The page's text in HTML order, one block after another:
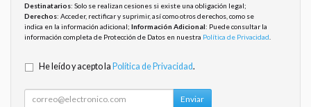
Destinatarios: Solo se realizan cesiones si existe una obligación legal;
Derechos: Acceder, rectificar y suprimir, así como otros derechos, como se
indica en la información adicional; Información Adicional: Puede consultar la
información completa de Protección de Datos en nuestra Política de Privacidad
He leído y acepto la Política de Privacidad.
Enviar